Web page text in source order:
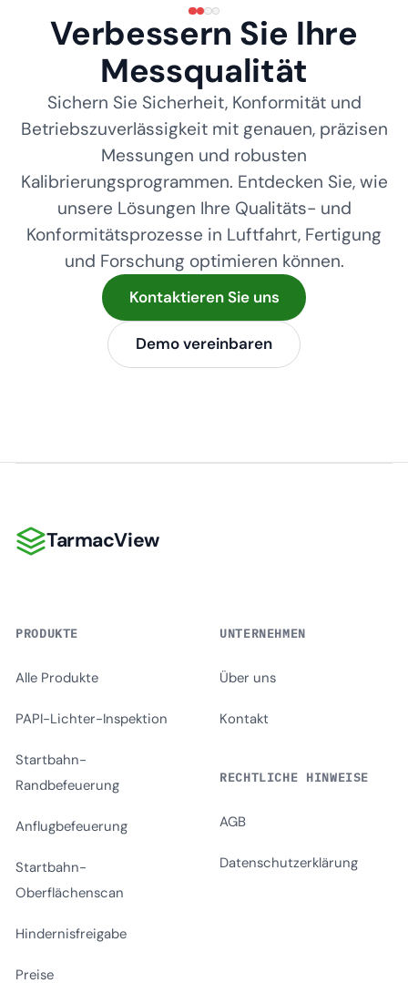
Verbessern Sie Ihre
Messqualität
Sichern Sie Sicherheit, Konformität und
Betriebszuverlässigkeit mit genauen, präzisen
Messungen und robusten
Kalibrierungsprogrammen. Entdecken Sie, wie
unsere Lösungen Ihre Qualitäts- und
Konformitätsprozesse in Luftfahrt, Fertigung
und Forschung optimieren können.
Kontaktieren Sie uns
Demo vereinbaren
TarmacView
TarmacView
PRODUKTE
Alle Produkte
PAPI-Lichter-Inspektion
Startbahn-
Randbefeuerung
Anflugbefeuerung
Startbahn-
Oberflächenscan
Hindernisfreigabe
Preise
UNTERNEHMEN
Über uns
Kontakt
RECHTLICHE HINWEISE
AGB
Datenschutzerklärung